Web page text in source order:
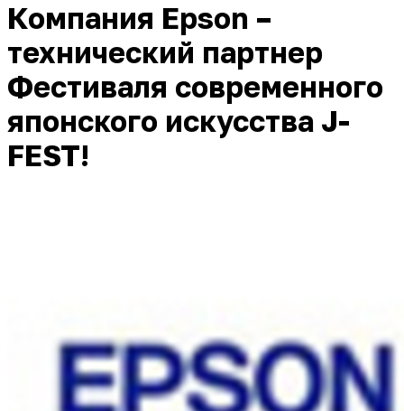
Компания Epson –
технический партнер
Фестиваля современного
японского искусства J-
FEST!